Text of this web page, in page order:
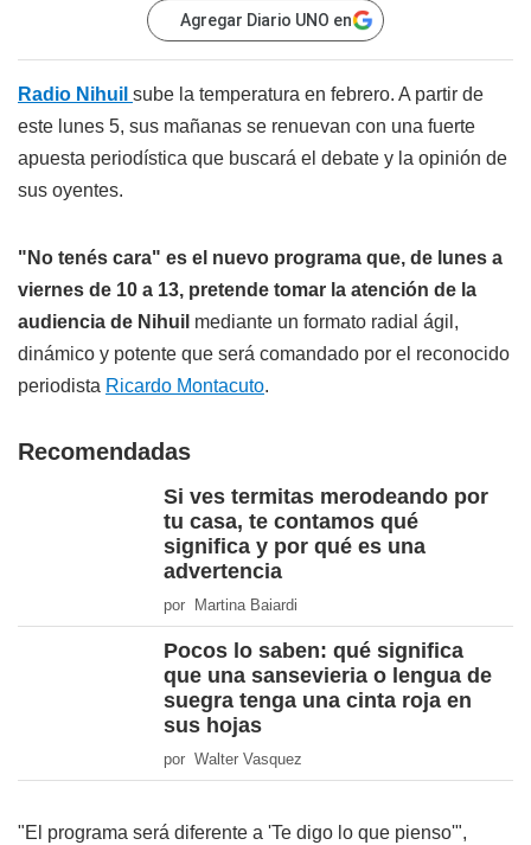
Agregar Diario UNO en
Radio Nihuil sube la temperatura en febrero. A partir de
este lunes 5, sus mañanas se renuevan con una fuerte
apuesta periodística que buscará el debate y la opinión de
sus oyentes.
"No tenés cara" es el nuevo programa que, de lunes a
viernes de 10 a 13, pretende tomar la atención de la
audiencia de Nihuil mediante un formato radial ágil,
dinámico y potente que será comandado por el reconocido
periodista Ricardo Montacuto.
Recomendadas
Si ves termitas merodeando por
tu casa, te contamos qué
significa y por qué es una
advertencia
por Martina Baiardi
Pocos lo saben: qué significa
que una sansevieria o lengua de
suegra tenga una cinta roja en
sus hojas
por Walter Vasquez
"El programa será diferente a 'Te digo lo que pienso'",